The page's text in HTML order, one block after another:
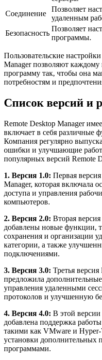
Соединение
Позволяет
удаленным
Безопасность
Позволяет
программы.
Пользовательские
Manager позволяют каждому
программу так, чтобы она
потребностям и
Список версий и
Remote Desktop Manager
включает в себя различные
Компания регулярно
ошибки и улучшающие
популярных версий Remote
1. Версия 1.0: Первая
Manager, которая включала
доступа и управления
компьютеров.
2. Версия 2.0: Вторая
добавлены новые функции,
сохранения и организации
категории, а также
подключениями.
3. Версия 3.0: Третья
предложила
управления удаленными
протоколов и улучшенную
4. Версия 4.0: В этой
добавлена поддержка
такими как VMware и
установки дополнительных
программами.